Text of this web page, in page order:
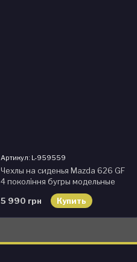
Артикул: L-959559
Чехлы на сиденья Mazda 626 GF
4 покоління бугры модельные
MAX-L, экокожа
5 990 грн
Купить